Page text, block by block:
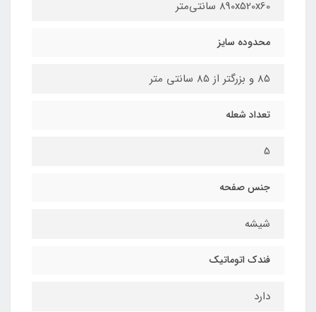
890x520x60 سانتی‌متر
محدوده سایز
85 و بزرگتر از 85 سانتی متر
تعداد شعله
5
جنس صفحه
شیشه
فندک اتوماتیک
دارد